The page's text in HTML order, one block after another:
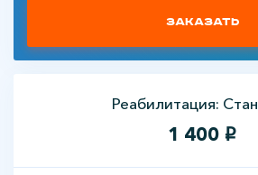
Заказать
Реабилитация:
1 400 i